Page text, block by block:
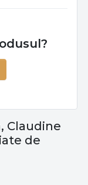
Claudine
de